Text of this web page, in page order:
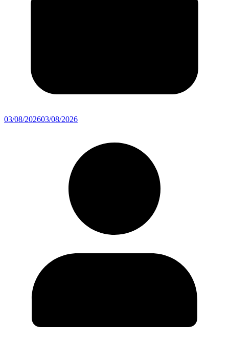
03/08/202603/08/2026